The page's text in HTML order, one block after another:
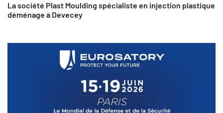
La société Plast Moulding spécialiste en injection plastique
déménage à Devecey